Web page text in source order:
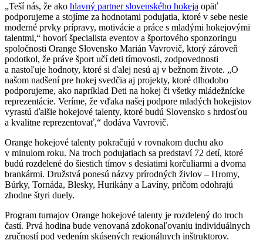
„Teší nás, že ako hlavný partner slovenského hokeja opäť
podporujeme a stojíme za hodnotami podujatia, ktoré v sebe nesie
moderné prvky prípravy, motivácie a práce s mladými hokejovými
talentmi,“ hovorí špecialista eventov a športového sponzoringu
spoločnosti Orange Slovensko Marián Vavrovič, ktorý zároveň
podotkol, že práve šport učí deti tímovosti, zodpovednosti
a nastoľuje hodnoty, ktoré si ďalej nesú aj v bežnom živote. „O
našom nadšení pre hokej svedčia aj projekty, ktoré dlhodobo
podporujeme, ako napríklad Deti na hokej či všetky mládežnícke
reprezentácie. Veríme, že vďaka našej podpore mladých hokejistov
vyrastú ďalšie hokejové talenty, ktoré budú Slovensko s hrdosťou
a kvalitne reprezentovať,“ dodáva Vavrovič.
Orange hokejové talenty pokračujú v rovnakom duchu ako
v minulom roku. Na troch podujatiach sa predstaví 72 detí, ktoré
budú rozdelené do šiestich tímov s desiatimi korčuliarmi a dvoma
brankármi. Družstvá ponesú názvy prírodných živlov – Hromy,
Búrky, Tornáda, Blesky, Hurikány a Lavíny, pričom odohrajú
zhodne štyri duely.
Program turnajov Orange hokejové talenty je rozdelený do troch
častí. Prvá hodina bude venovaná zdokonaľovaniu individuálnych
zručností pod vedením skúsených regionálnych inštruktorov.